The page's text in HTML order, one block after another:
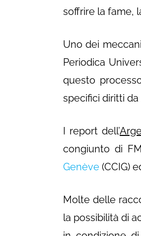
soffrire la fame,
Uno dei
Periodica
questo
specifici diritti
I report dell’
congiunto di
Genève(CCIG)
Molte delle
la possibilità di